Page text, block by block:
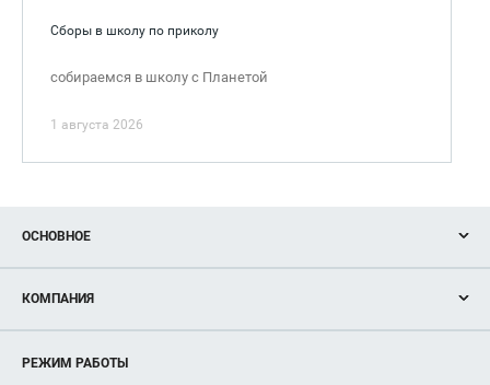
Сборы в школу по приколу
собираемся в школу с Планетой
1 августа 2026
ОСНОВНОЕ
Новости
Магазины
Услуги
КОМПАНИЯ
Рекламодателям
РЕЖИМ РАБОТЫ